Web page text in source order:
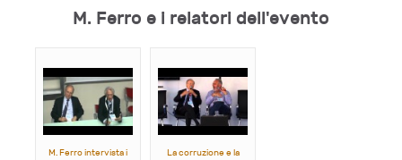
M. Ferro e i relatori dell'evento
M. Ferro intervista i
La corruzione e la